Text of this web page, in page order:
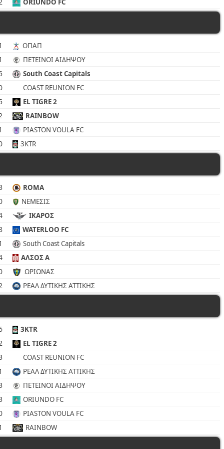
ORIUNDO FC
ΟΠΑΠ
ΠΕΤΕΙΝΟΙ ΑΙΔΗΨΟΥ
South Coast Capitals
COAST REUNION FC
EL TIGRE 2
RAINBOW
PIASTON VOULA FC
3KTR
ROMA
ΝΕΜΕΣΙΣ
ΙΚΑΡΟΣ
WATERLOO FC
South Coast Capitals
ΑΛΣΟΣ Α
ΩΡΙΩΝΑΣ
ΡΕΑΛ ΔΥΤΙΚΗΣ ΑΤΤΙΚΗΣ
3KTR
EL TIGRE 2
COAST REUNION FC
ΡΕΑΛ ΔΥΤΙΚΗΣ ΑΤΤΙΚΗΣ
ΠΕΤΕΙΝΟΙ ΑΙΔΗΨΟΥ
ORIUNDO FC
PIASTON VOULA FC
RAINBOW